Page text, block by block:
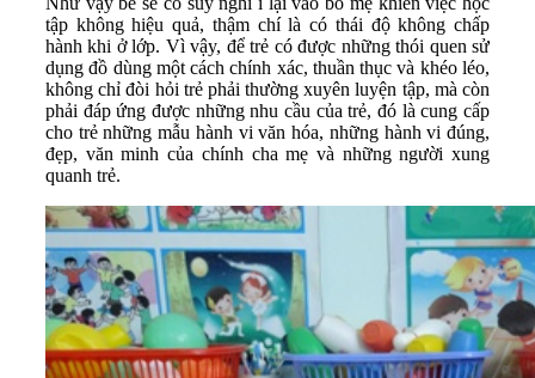
tập không hiệu quả, thậm chí là có thái độ không chấp
hành khi ở lớp. Vì vậy, để trẻ có được những thói quen sử
dụng đồ dùng một cách chính xác, thuần thục và khéo léo,
không chỉ đòi hỏi trẻ phải thường xuyên luyện tập, mà còn
phải đáp ứng được những nhu cầu của trẻ, đó là cung cấp
cho trẻ những mẫu hành vi văn hóa, những hành vi đúng,
đẹp, văn minh của chính cha mẹ và những người xung
quanh trẻ.